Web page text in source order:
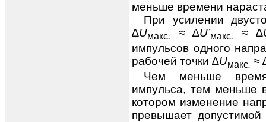
меньше времени
При усилении
∆Uмакс. ≈∆U’макс. ≈ ∆
импульсов одного
рабочей точки ∆Uмакс. ≈
Чем меньше
импульса, тем меньше
котором изменение
превышает